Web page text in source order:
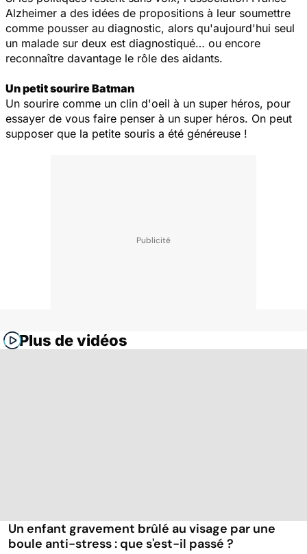
Alzheimer a des idées de propositions à leur soumettre
comme pousser au diagnostic, alors qu'aujourd'hui seul
un malade sur deux est diagnostiqué… ou encore
reconnaître davantage le rôle des aidants.
Un petit sourire Batman
Un sourire comme un clin d'oeil à un super héros, pour
essayer de vous faire penser à un super héros. On peut
supposer que la petite souris a été généreuse !
Plus de vidéos
Un enfant gravement brûlé au visage par une
boule anti-stress : que s'est-il passé ?